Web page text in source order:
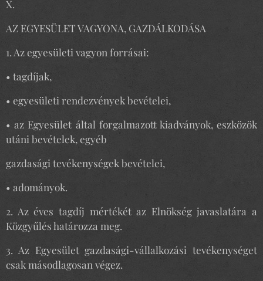
X.
AZ EGYESÜLET VAGYONA, GAZDÁLKODÁSA
1. Az egyesületi vagyon forrásai:
• tagdíjak,
• egyesületi rendezvények bevételei,
• az Egyesület által forgalmazott kiadványok, eszközök
utáni bevételek, egyéb
gazdasági tevékenységek bevételei,
• adományok.
2. Az éves tagdíj mértékét az Elnökség javaslatára a
Közgyűlés határozza meg.
3. Az Egyesület gazdasági-vállalkozási tevékenységet
csak másodlagosan végez.